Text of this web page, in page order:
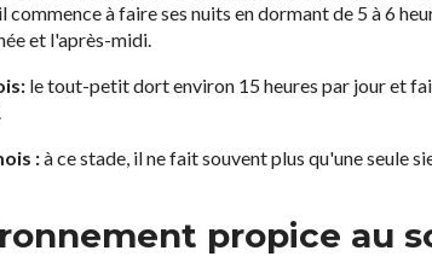
commence à faire ses nuits en dormant de 5 à 6
et l'après-midi.
le tout-petit dort environ 15 heures par jour et
:à ce stade, il ne fait souvent plus qu'une seule
propice au